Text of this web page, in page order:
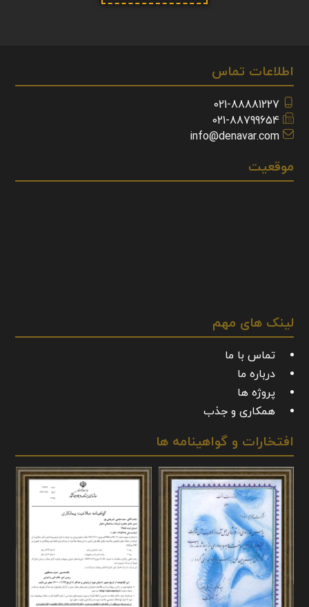
اطلاعات تماس
021-88881227
021-88799654
info@denavar.com
موقعیت
لینک های مهم
تماس با ما
درباره ما
پروژه ها
همکاری و جذب
افتخارات و گواهینامه ها